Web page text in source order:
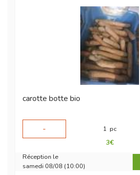
carotte botte bio
-
1 pc
3€
Réception le
samedi 08/08 (10:00)